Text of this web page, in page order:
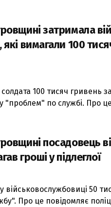
затримала
вимагали 100
100 тисяч гривень
"проблем" по службі. Про
посадовець
гроші у підлеглої
військовослужбовиці 50
Про це повідомляє